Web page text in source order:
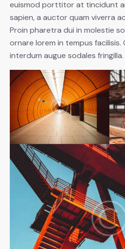
euismod porttitor at tincidunt
sapien, a auctor quam viverra
Proin pharetra dui in molestie
ornare lorem in tempus
interdum augue sodales fringilla.